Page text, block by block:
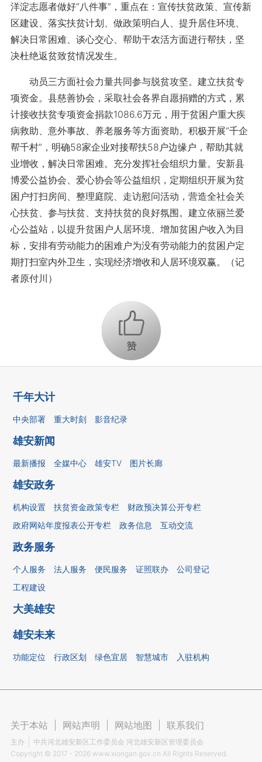
洋淀志愿者做好“八件事”，重点在：宣传扶贫政策、宣传新
区建设、落实扶贫计划、做政策明白人、提升居住环境、
解决日常困难、谈心交心、帮助干农活方面进行帮扶，坚
决杜绝返贫致贫情况发生。
动员三方面社会力量共同参与脱贫攻坚。建立扶贫专
项资金。县慈善协会，采取社会各界自愿捐赠的方式，累
计接收扶贫专项资金捐款1086.6万元，用于贫困户重大疾
病救助、意外事故、养老服务等方面资助。积极开展“千企
帮千村”，明确58家企业对接帮扶58户边缘户，帮助其就
业增收，解决日常困难。充分发挥社会组织力量。安新县
博爱公益协会、爱心协会等公益组织，定期组织开展为贫
困户打扫房间、整理庭院、走访慰问活动，营造全社会关
心扶贫、参与扶贫、支持扶贫的良好氛围。建立依丽兰爱
心公益站，以提升贫困户人居环境、增加贫困户收入为目
标，安排有劳动能力的困难户为没有劳动能力的贫困户定
期打扫室内外卫生，实现经济增收和人居环境双赢。（记
者原付川）
+1
千年大计
中央部署 重大时刻 影音纪录
雄安新闻
最新播报 全媒中心 雄安TV 图片长廊
雄安政务
机构设置 扶贫资金政策专栏
财政预决算公开专栏
政府网站年度报表公开专栏
政务信息 互动交流
政务服务
个人服务 法人服务 便民服务 证照联办
公司登记
工程建设
大美雄安
雄安未来
功能定位 行政区划 绿色宜居 智慧城市 入驻机构
关于本站 网站声明 网站地图 联系我们
主办
中共河北雄安新区工作委员会 河北雄安新区管理委员会
Copyright © 2017 - 2026 www.xiongan.gov.cn All Rights Reserved.